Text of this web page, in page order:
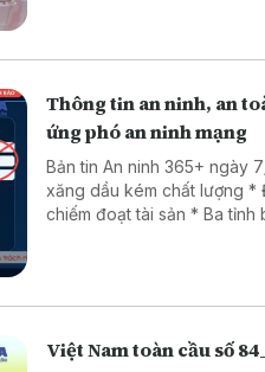
dân là mục tiêu cao nhất.
Thông tin an ninh, an
ứng phó an ninh mạng
Bản tin An ninh 365+ ngày
xăng dầu kém chất lượng *
chiếm đoạt tài sản * Ba tỉnh biên giới tăng cường đấu tranh với thuốc lá nhập lậu
Việt Nam toàn cầu số